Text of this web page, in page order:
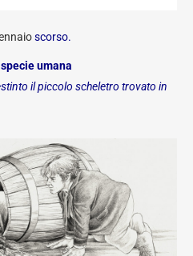
scorso.
umana
il piccolo scheletro trovato in